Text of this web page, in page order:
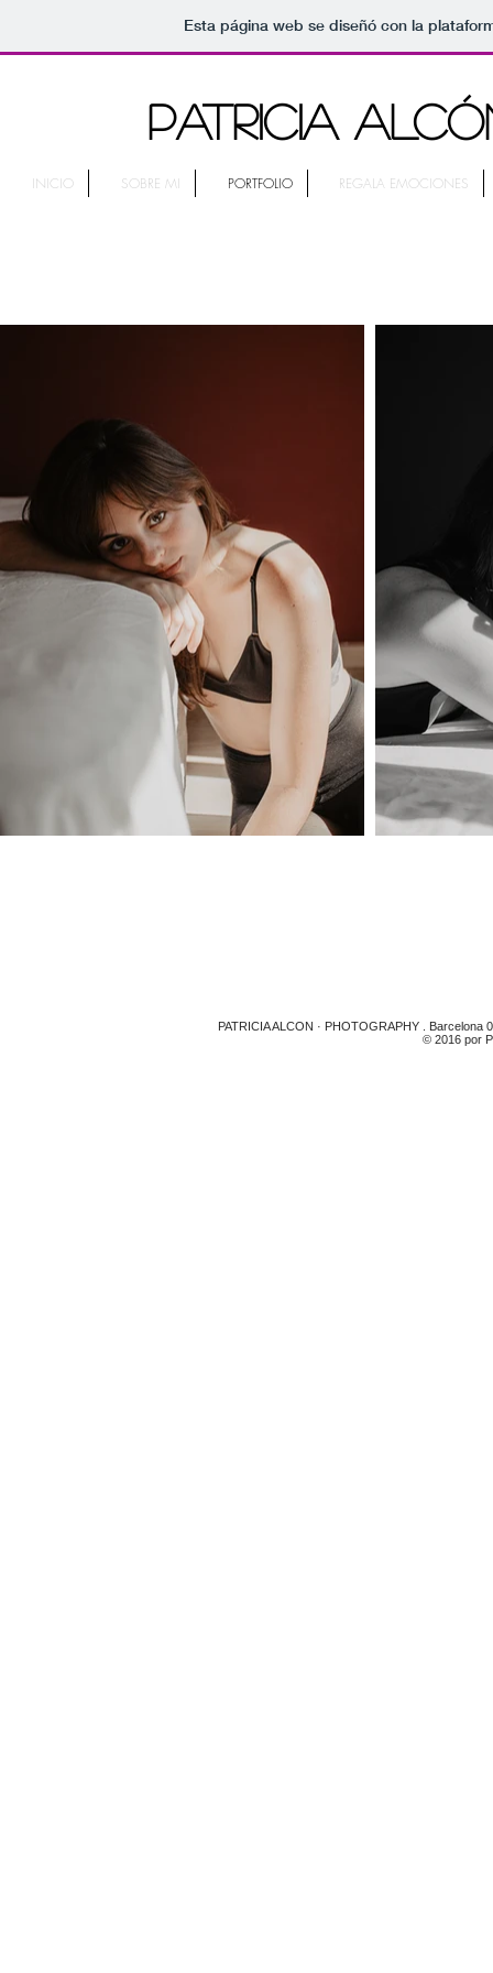
Esta página web se diseñó con la
PATRICIA
INICIO SOBRE MI PORTFOLIO REGALA EMOCIONES
PATRICIA ALCON · PHOTOGRAPHY .
© 2016 por Patricia